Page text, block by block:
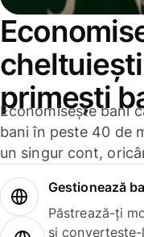
primești
Economisește bani
bani în peste 40 de
un singur cont,
Gestionează
Păstrează-ți
și